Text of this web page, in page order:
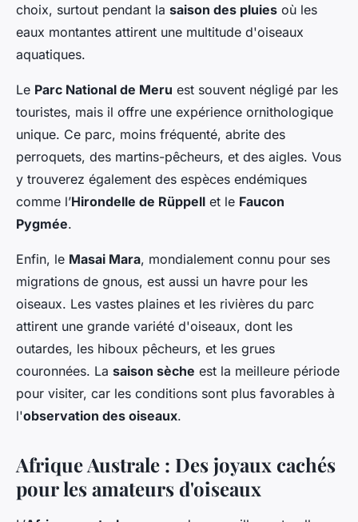
choix, surtout pendant la saison des pluies où les
eaux montantes attirent une multitude d'oiseaux
aquatiques.
Le Parc National de Meru est souvent négligé par les
touristes, mais il offre une expérience ornithologique
unique. Ce parc, moins fréquenté, abrite des
perroquets, des martins-pêcheurs, et des aigles. Vous
y trouverez également des espèces endémiques
comme l’Hirondelle de Rüppell et le Faucon
Pygmée.
Enfin, le Masai Mara, mondialement connu pour ses
migrations de gnous, est aussi un havre pour les
oiseaux. Les vastes plaines et les rivières du parc
attirent une grande variété d'oiseaux, dont les
outardes, les hiboux pêcheurs, et les grues
couronnées. La saison sèche est la meilleure période
pour visiter, car les conditions sont plus favorables à
l'observation des oiseaux.
Afrique Australe : Des joyaux cachés
pour les amateurs d'oiseaux